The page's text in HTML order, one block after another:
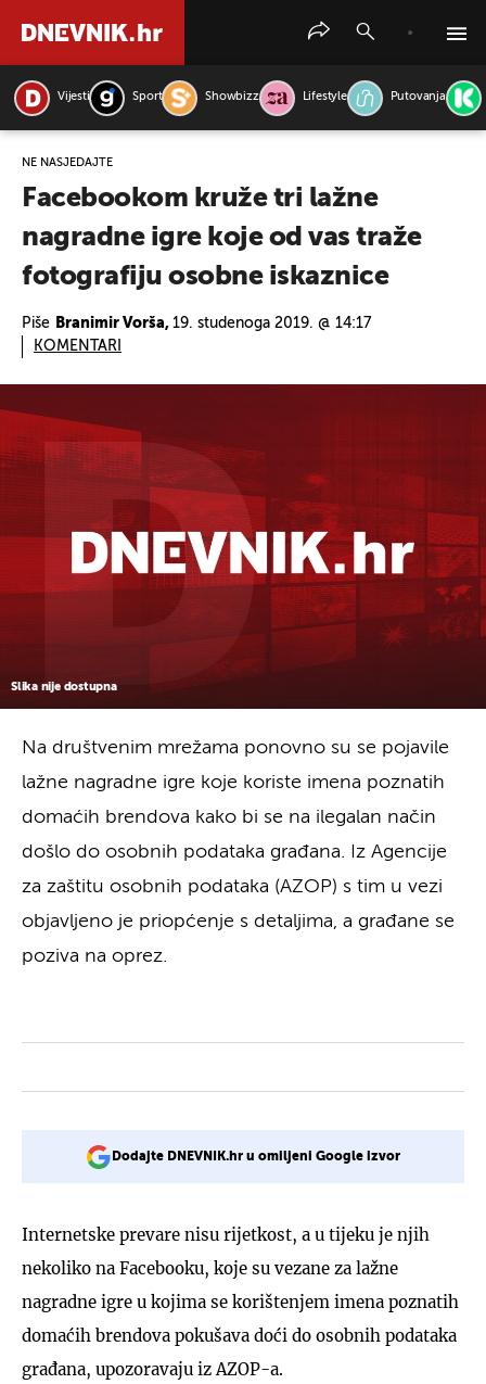
Vijesti Sport Showbizz Lifestyle Putovanja
NE NASJEDAJTE
Facebookom kruže tri lažne
nagradne igre koje od vas traže
fotografiju osobne iskaznice
Piše Branimir Vorša, 19. studenoga 2019. @ 14:17
KOMENTARI
Slika nije dostupna
Na društvenim mrežama ponovno su se pojavile
lažne nagradne igre koje koriste imena poznatih
domaćih brendova kako bi se na ilegalan način
došlo do osobnih podataka građana. Iz Agencije
za zaštitu osobnih podataka (AZOP) s tim u vezi
objavljeno je priopćenje s detaljima, a građane se
poziva na oprez.
Dodajte DNEVNIK.hr u omiljeni Google izvor
Internetske prevare nisu rijetkost, a u tijeku je njih
nekoliko na Facebooku, koje su vezane za lažne
nagradne igre u kojima se korištenjem imena poznatih
domaćih brendova pokušava doći do osobnih podataka
građana, upozoravaju iz AZOP-a.
PRETRAŽITE VIJESTI